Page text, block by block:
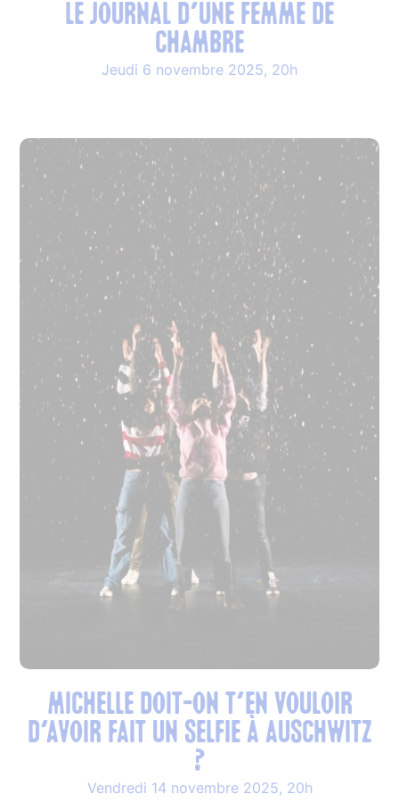
LE JOURNAL D’UNE FEMME DE
CHAMBRE
Jeudi 6 novembre 2025, 20h
MICHELLE DOIT-ON T’EN VOULOIR
D’AVOIR FAIT UN SELFIE À AUSCHWITZ
?
Vendredi 14 novembre 2025, 20h